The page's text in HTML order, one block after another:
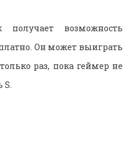
возможность
Он может выиграть
раз, пока геймер не
S.